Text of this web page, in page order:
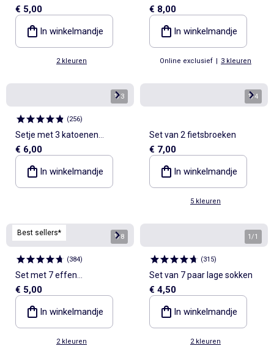
onderbroekjes
€ 5,00
In winkelmandje
2 kleuren
mouwen
€ 8,00
In winkelmandje
Online exclusief | 3 kleuren
1/3
(256)
Setje met 3 katoenen
singlets
€ 6,00
In winkelmandje
1/4
Set van 2 fietsbroeken
€ 7,00
In winkelmandje
5 kleuren
Best sellers* 1/8
(384)
Set met 7 effen
onderbroekjes
€ 5,00
In winkelmandje
2 kleuren
1 /1
(315)
Set van 7 paar lage sokken
€ 4,50
In winkelmandje
2 kleuren